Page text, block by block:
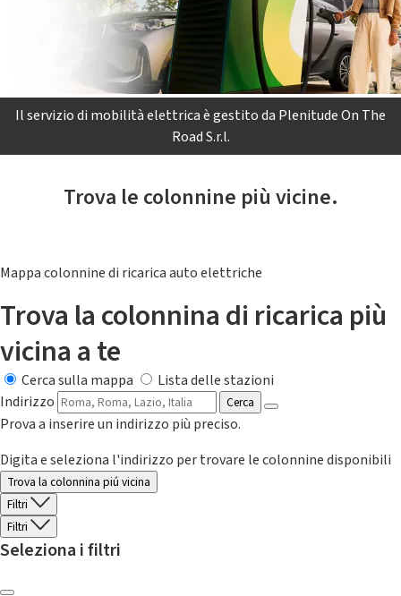
Il servizio di mobilità elettrica è gestito da Plenitude On The
Road S.r.l.
Trova le colonnine più vicine.
Mappa colonnine di ricarica auto elettriche
Trova la colonnina di ricarica più
vicina a te
Cerca sulla mappa
Lista delle stazioni
Indirizzo
Cerca
Prova a inserire un indirizzo più preciso.
Digita e seleziona l'indirizzo per trovare le colonnine disponibili
Trova la colonnina piú vicina
Filtri
Filtri
Seleziona i filtri